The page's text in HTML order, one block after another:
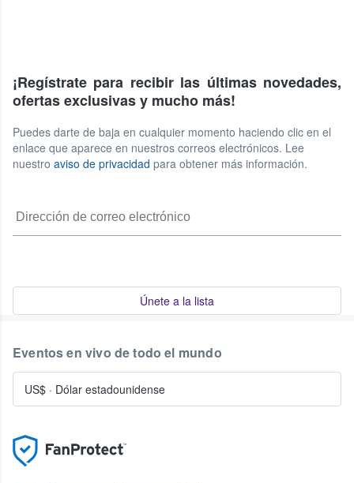
¡Regístrate para recibir las últimas novedades,
ofertas exclusivas y mucho más!
Puedes darte de baja en cualquier momento haciendo clic en el
enlace que aparece en nuestros correos electrónicos. Lee
nuestro aviso de privacidad para obtener más información.
Únete a la lista
Eventos en vivo de todo el mundo
US$ · Dólar estadounidense